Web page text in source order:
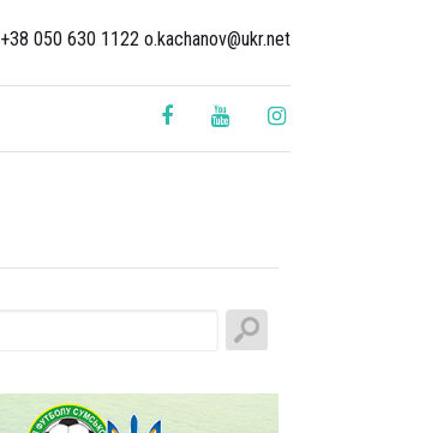
+38 050 630 1122 o.kachanov@ukr.net